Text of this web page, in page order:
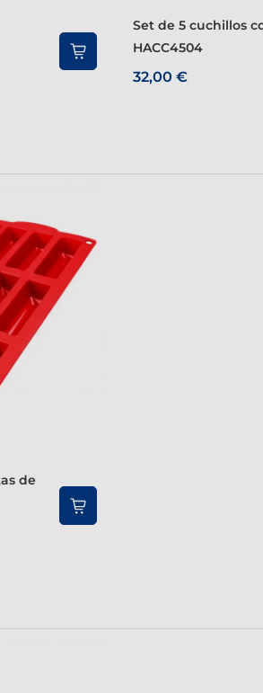
Set de 5 cuchillos con tacoma
HACC4504
32,00 €